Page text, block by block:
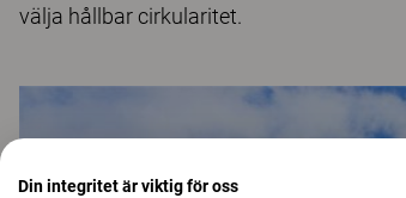
välja hållbar cirkularitet.
Din integritet är viktig för oss